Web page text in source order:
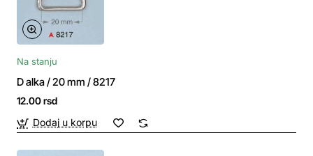
Na stanju
D alka / 20 mm / 8217
12.00 rsd
Dodaj u korpu